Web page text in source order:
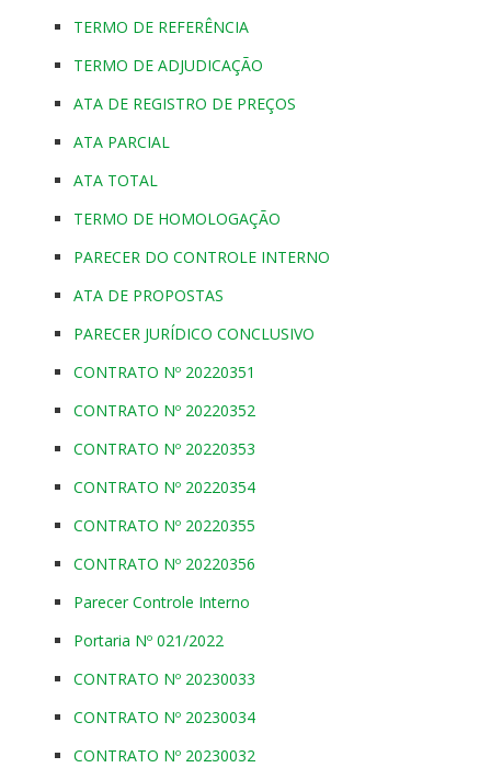
TERMO DE REFERÊNCIA
TERMO DE ADJUDICAÇÃO
ATA DE REGISTRO DE PREÇOS
ATA PARCIAL
ATA TOTAL
TERMO DE HOMOLOGAÇÃO
PARECER DO CONTROLE INTERNO
ATA DE PROPOSTAS
PARECER JURÍDICO CONCLUSIVO
CONTRATO Nº 20220351
CONTRATO Nº 20220352
CONTRATO Nº 20220353
CONTRATO Nº 20220354
CONTRATO Nº 20220355
CONTRATO Nº 20220356
Parecer Controle Interno
Portaria Nº 021/2022
CONTRATO Nº 20230033
CONTRATO Nº 20230034
CONTRATO Nº 20230032